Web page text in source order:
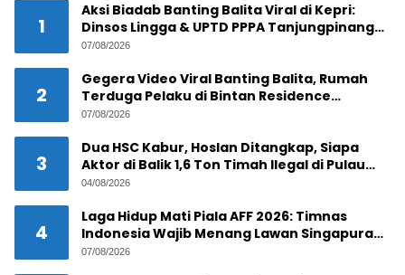
1
Aksi Biadab Banting Balita Viral di Kepri:
Dinsos Lingga & UPTD PPPA Tanjungpinang
Lacak Pelaku
07/08/2026
2
Gegera Video Viral Banting Balita, Rumah
Terduga Pelaku di Bintan Residence
Tanjungpinang Diserbu Warga
07/08/2026
3
Dua HSC Kabur, Hoslan Ditangkap, Siapa
Aktor di Balik 1,6 Ton Timah Ilegal di Pulau
Pekajang ?
04/08/2026
4
Laga Hidup Mati Piala AFF 2026: Timnas
Indonesia Wajib Menang Lawan Singapura
Demi Tiket Semifinal
07/08/2026